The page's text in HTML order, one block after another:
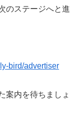
のステージへと進
bird/advertiser
案内を待ちましょ